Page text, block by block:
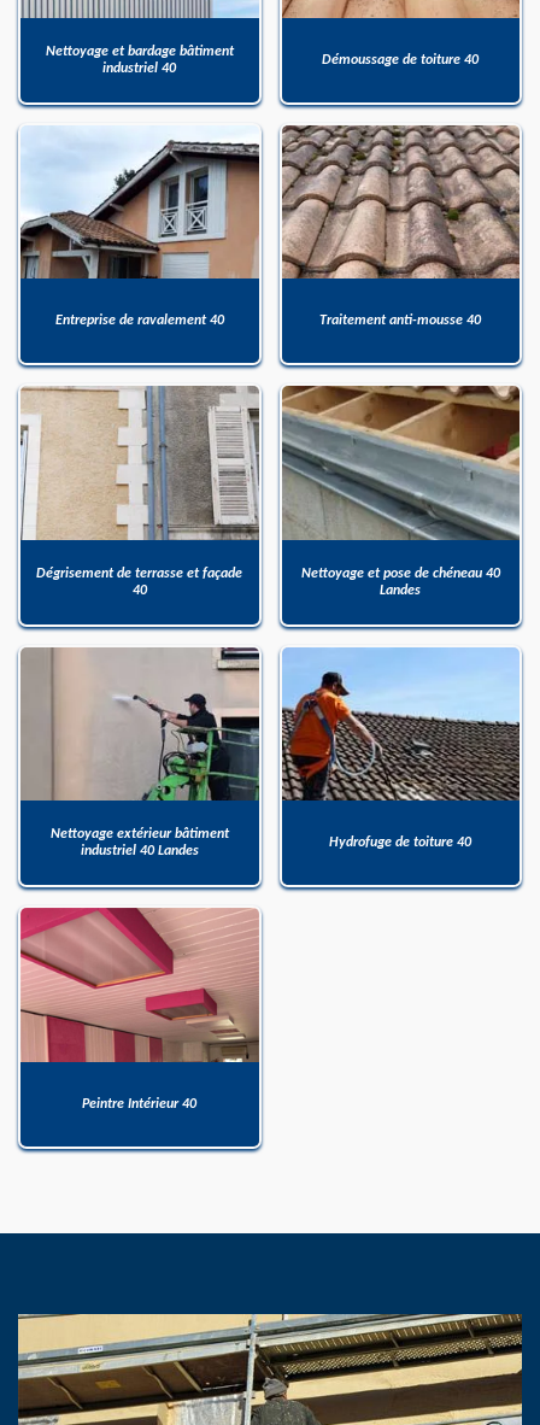
Nettoyage et bardage bâtiment
industriel 40
Démoussage de toiture 40
Entreprise de ravalement 40 Traitement anti-mousse 40
Dégrisement de terrasse et façade
40
Nettoyage et pose de chéneau 40
Landes
Nettoyage extérieur bâtiment
industriel 40 Landes
Hydrofuge de toiture 40
Peintre Intérieur 40